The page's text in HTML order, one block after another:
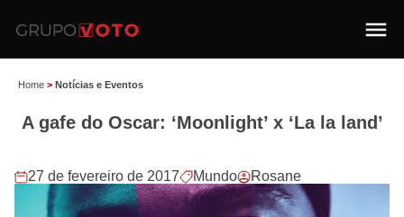
Home > Notícias e Eventos
A gafe do Oscar: ‘Moonlight’ x ‘La la land’
27 de fevereiro de 2017 Mundo Rosane